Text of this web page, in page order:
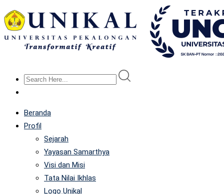
Beranda
Profil
Sejarah
Yayasan Samarthya
Visi dan Misi
Tata Nilai Ikhlas
Logo Unikal